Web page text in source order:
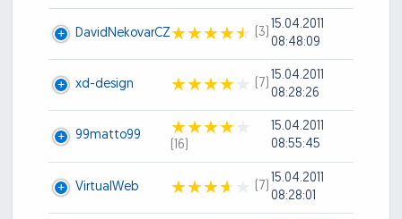
DavidNekovarCZ (3)
15.04.2011
08:48:09
xd-design (7)
15.04.2011
08:28:26
99matto99
(16)
15.04.2011
08:55:45
VirtualWeb (7)
15.04.2011
08:28:01